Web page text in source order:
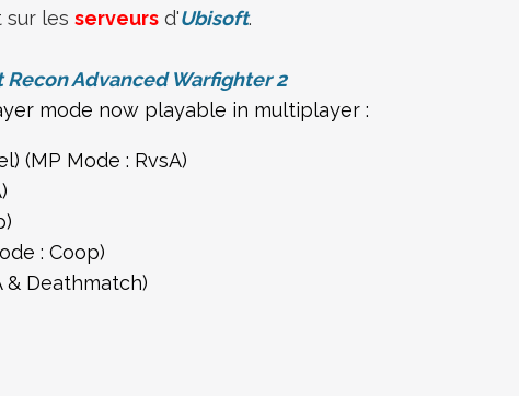
les serveurs d'Ubisoft.
Recon Advanced Warfighter 2
mode now playable in multiplayer :
(MP Mode : RvsA)
: Coop)
& Deathmatch)